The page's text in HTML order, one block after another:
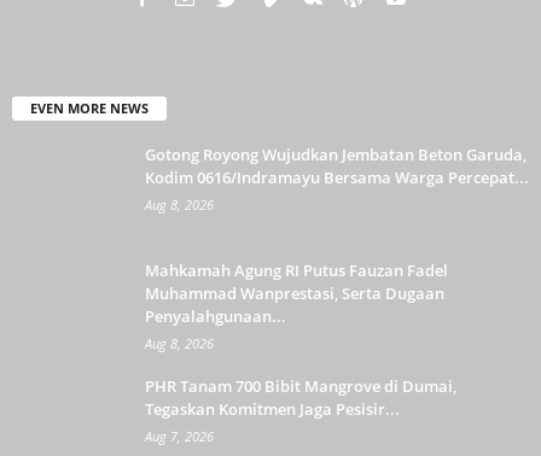
EVEN MORE NEWS
Gotong Royong Wujudkan Jembatan Beton Garuda,
Kodim 0616/Indramayu Bersama Warga Percepat...
Aug 8, 2026
Mahkamah Agung RI Putus Fauzan Fadel
Muhammad Wanprestasi, Serta Dugaan
Penyalahgunaan...
Aug 8, 2026
PHR Tanam 700 Bibit Mangrove di Dumai,
Tegaskan Komitmen Jaga Pesisir...
Aug 7, 2026